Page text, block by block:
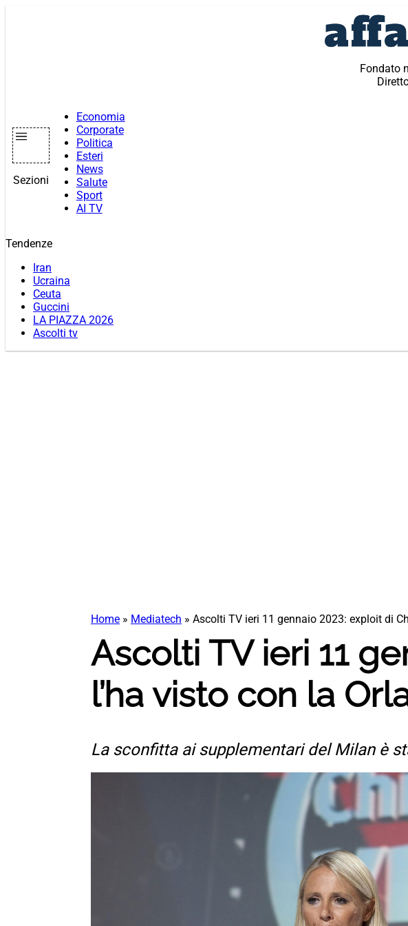
Fondato
Sezioni
Economia
Corporate
Politica
Esteri
News
Salute
Sport
AI TV
Tendenze
Iran
Ucraina
Ceuta
Guccini
LA PIAZZA 2026
Ascolti tv
Home » Mediatech » Ascolti TV ieri 11 gennaio 2023: exploit di
Ascolti TV ieri 11
l’ha visto con la
La sconfitta ai supplementari del Milan è